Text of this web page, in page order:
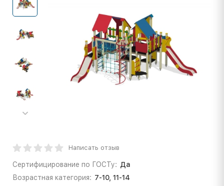
Написать отзыв
Сертифицирование по ГОСТу: Да
Возрастная категория: 7-10, 11-14